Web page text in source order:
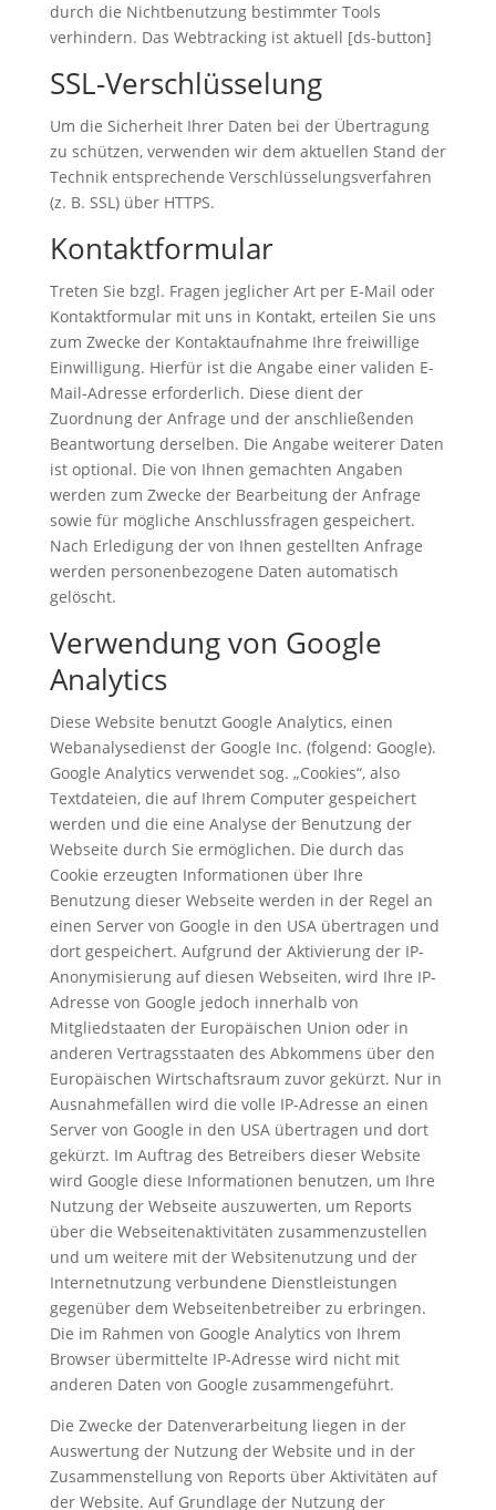
durch die Nichtbenutzung bestimmter Tools
verhindern. Das Webtracking ist aktuell [ds-button]
SSL-Verschlüsselung
Um die Sicherheit Ihrer Daten bei der Übertragung
zu schützen, verwenden wir dem aktuellen Stand der
Technik entsprechende Verschlüsselungsverfahren
(z. B. SSL) über HTTPS.
Kontaktformular
Treten Sie bzgl. Fragen jeglicher Art per E-Mail oder
Kontaktformular mit uns in Kontakt, erteilen Sie uns
zum Zwecke der Kontaktaufnahme Ihre freiwillige
Einwilligung. Hierfür ist die Angabe einer validen E-
Mail-Adresse erforderlich. Diese dient der
Zuordnung der Anfrage und der anschließenden
Beantwortung derselben. Die Angabe weiterer Daten
ist optional. Die von Ihnen gemachten Angaben
werden zum Zwecke der Bearbeitung der Anfrage
sowie für mögliche Anschlussfragen gespeichert.
Nach Erledigung der von Ihnen gestellten Anfrage
werden personenbezogene Daten automatisch
gelöscht.
Verwendung von Google
Analytics
Diese Website benutzt Google Analytics, einen
Webanalysedienst der Google Inc. (folgend: Google).
Google Analytics verwendet sog. „Cookies“, also
Textdateien, die auf Ihrem Computer gespeichert
werden und die eine Analyse der Benutzung der
Webseite durch Sie ermöglichen. Die durch das
Cookie erzeugten Informationen über Ihre
Benutzung dieser Webseite werden in der Regel an
einen Server von Google in den USA übertragen und
dort gespeichert. Aufgrund der Aktivierung der IP-
Anonymisierung auf diesen Webseiten, wird Ihre IP-
Adresse von Google jedoch innerhalb von
Mitgliedstaaten der Europäischen Union oder in
anderen Vertragsstaaten des Abkommens über den
Europäischen Wirtschaftsraum zuvor gekürzt. Nur in
Ausnahmefällen wird die volle IP-Adresse an einen
Server von Google in den USA übertragen und dort
gekürzt. Im Auftrag des Betreibers dieser Website
wird Google diese Informationen benutzen, um Ihre
Nutzung der Webseite auszuwerten, um Reports
über die Webseitenaktivitäten zusammenzustellen
und um weitere mit der Websitenutzung und der
Internetnutzung verbundene Dienstleistungen
gegenüber dem Webseitenbetreiber zu erbringen.
Die im Rahmen von Google Analytics von Ihrem
Browser übermittelte IP-Adresse wird nicht mit
anderen Daten von Google zusammengeführt.
Die Zwecke der Datenverarbeitung liegen in der
Auswertung der Nutzung der Website und in der
Zusammenstellung von Reports über Aktivitäten auf
der Website. Auf Grundlage der Nutzung der